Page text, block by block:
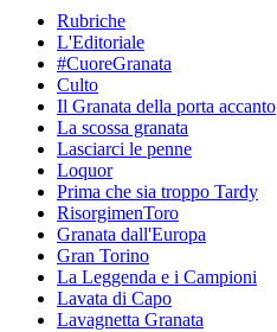
Rubriche
L'Editoriale
#CuoreGranata
Culto
Il Granata della porta accanto
La scossa granata
Lasciarci le penne
Loquor
Prima che sia troppo Tardy
RisorgimenToro
Granata dall'Europa
Gran Torino
La Leggenda e i Campioni
Lavata di Capo
Lavagnetta Granata